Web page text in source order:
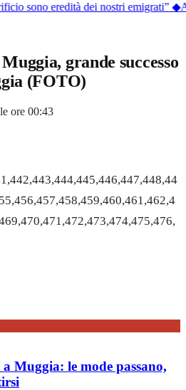
sono eredità dei nostri emigrati”◆
grande successo
(FOTO)
ore 00:43
Muggia: le mode passano,